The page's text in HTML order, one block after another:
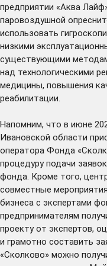
предприятии «Аква
паровоздушной
использовать
низкими
существующими
над технологическими
медицины, повышения
реабилитации.
Напомним, что в июне
Ивановской области
оператора Фонда
процедуру подачи
фонда. Кроме того,
совместные
бизнеса с экспертами
предпринимателям
проекту от экспертов,
и грамотно составить
«Сколково» можно